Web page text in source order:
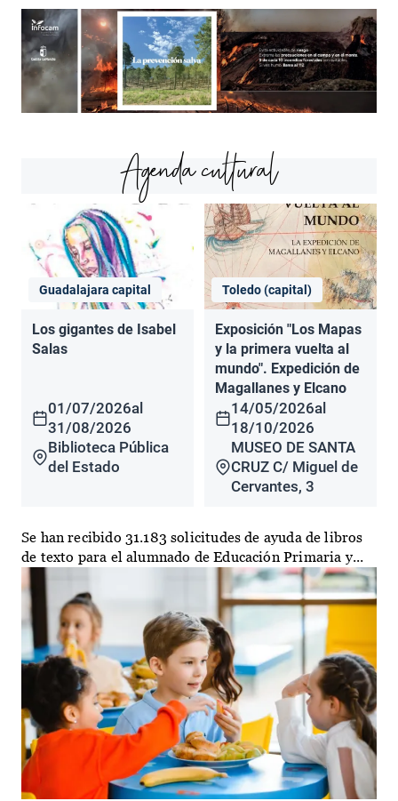
Agenda cultural
Guadalajara capital
Los gigantes de Isabel
Salas
01/07/2026al
31/08/2026
Biblioteca Pública
del Estado
Toledo (capital)
Exposición "Los Mapas
y la primera vuelta al
mundo". Expedición de
Magallanes y Elcano
14/05/2026al
18/10/2026
MUSEO DE SANTA
CRUZ C/ Miguel de
Cervantes, 3
Se han recibido 31.183 solicitudes de ayuda de libros
de texto para el alumnado de Educación Primaria y...